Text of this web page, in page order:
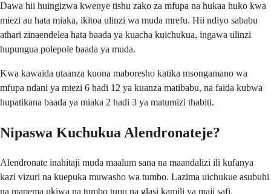
Dawa hii huingizwa kwenye tishu zako za mfupa na hukaa huko kwa
miezi au hata miaka, ikitoa ulinzi wa muda mrefu. Hii ndiyo sababu
athari zinaendelea hata baada ya kuacha kuichukua, ingawa ulinzi
hupungua polepole baada ya muda.
Kwa kawaida utaanza kuona maboresho katika msongamano wa
mfupa ndani ya miezi 6 hadi 12 ya kuanza matibabu, na faida kubwa
hupatikana baada ya miaka 2 hadi 3 ya matumizi thabiti.
Nipaswa Kuchukua Alendronateje?
Alendronate inahitaji muda maalum sana na maandalizi ili kufanya
kazi vizuri na kuepuka muwasho wa tumbo. Lazima uichukue asubuhi
na mapema ukiwa na tumbo tupu na glasi kamili ya maji safi.